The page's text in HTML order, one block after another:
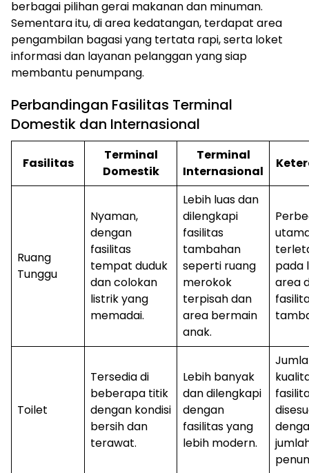
ⓘ
berbagai pilihan gerai makanan dan minuman.
Sementara itu, di area kedatangan, terdapat area
pengambilan bagasi yang tertata rapi, serta loket
informasi dan layanan pelanggan yang siap
membantu penumpang.
Perbandingan Fasilitas Terminal
Domestik dan Internasional
Fasilitas
Terminal
Domestik
Terminal
Internasional
Ruang
Tunggu
Nyaman,
dengan
fasilitas
tempat duduk
dan colokan
listrik yang
memadai.
Lebih luas dan
dilengkapi
fasilitas
tambahan
seperti ruang
merokok
terpisah dan
area bermain
anak.
pada
area
Toilet
Tersedia di
beberapa titik
dengan kondisi
bersih dan
terawat.
Lebih banyak
dan dilengkapi
dengan
fasilitas yang
lebih modern.